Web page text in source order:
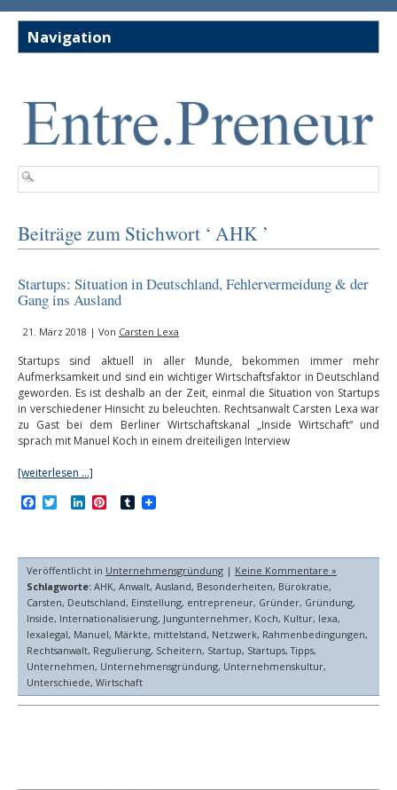
Beiträge zum Stichwort ‘ AHK ’
Startups: Situation in Deutschland, Fehlervermeidung & der
Gang ins Ausland
21. März 2018 | Von Carsten Lexa
Startups sind aktuell in aller Munde, bekommen immer mehr
Aufmerksamkeit und sind ein wichtiger Wirtschaftsfaktor in Deutschland
geworden. Es ist deshalb an der Zeit, einmal die Situation von Startups
in verschiedener Hinsicht zu beleuchten. Rechtsanwalt Carsten Lexa war
zu Gast bei dem Berliner Wirtschaftskanal „Inside Wirtschaft“ und
sprach mit Manuel Koch in einem dreiteiligen Interview
[weiterlesen …]
Facebook
TwitterLinkedIn
PinterestTumblr
Veröffentlicht in Unternehmensgründung | Keine Kommentare »
Schlagworte: AHK, Anwalt, Ausland, Besonderheiten, Bürokratie,
Carsten, Deutschland, Einstellung, entrepreneur, Gründer, Gründung,
Inside, Internationalisierung, Jungunternehmer, Koch, Kultur, lexa,
lexalegal, Manuel, Märkte, mittelstand, Netzwerk, Rahmenbedingungen,
Rechtsanwalt, Regulierung, Scheitern, Startup, Startups,Tipps,
Unternehmen, Unternehmensgründung, Unternehmenskultur,
Unterschiede, Wirtschaft